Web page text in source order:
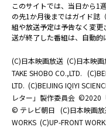
このサイトでは、当日から1
の先1か月後まではガイド誌
組や放送予定は予告なく変
送が終了した番組は、自動的
(C)日本映画放送 (C)日本映
TAKE SHOBO CO.,LTD.
LTD. (C)BEIJING IQIYI
レター」製作委員会 ©2020
© テレビ朝日 (C)日本映画
WORKS (C)UP-FRONT